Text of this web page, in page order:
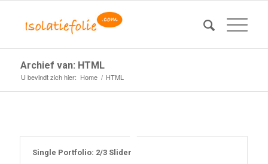
Archief van: HTML
U bevindt zich hier: Home / HTML
Single Portfolio: 2/3 Slider